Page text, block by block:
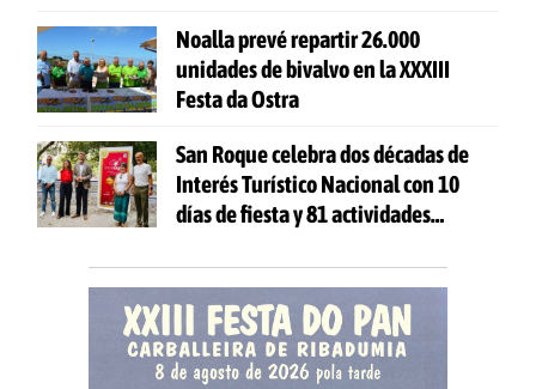
Noalla prevé repartir 26.000
unidades de bivalvo en la XXXIII
Festa da Ostra
San Roque celebra dos décadas de
Interés Turístico Nacional con 10
días de fiesta y 81 actividades